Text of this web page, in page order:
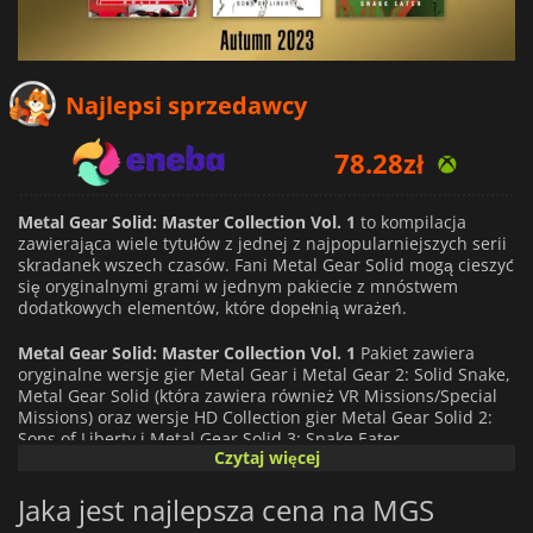
Najlepsi sprzedawcy
84.56zł
95.38zł
Metal Gear Solid: Master Collection Vol. 1 to kompilacja
zawierająca wiele tytułów z jednej z najpopularniejszych serii
skradanek wszech czasów. Fani Metal Gear Solid mogą cieszyć
się oryginalnymi grami w jednym pakiecie z mnóstwem
dodatkowych elementów, które dopełnią wrażeń.
Metal Gear Solid: Master Collection Vol. 1 Pakiet zawiera
oryginalne wersje gier Metal Gear i Metal Gear 2: Solid Snake,
Metal Gear Solid (która zawiera również VR Missions/Special
Missions) oraz wersje HD Collection gier Metal Gear Solid 2:
Sons of Liberty i Metal Gear Solid 3: Snake Eater.
każdej gry, szczegółowo opisujące historię i tło każdej postaci,
a także cyfrowe powieści graficzne Metal Gear Solid i Metal
Czytaj więcej
Jaka jest najlepsza cena na MGS